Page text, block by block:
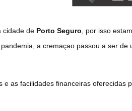
cidade de Porto Seguro , por isso
a cremaçao passou a ser de
as facilidades financeiras oferecidas